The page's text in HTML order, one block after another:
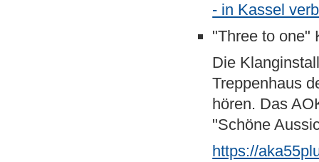
- in Kassel
"Three to one"
Die
Treppenhaus
hören. Das
"Schöne
https://